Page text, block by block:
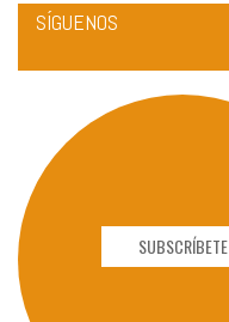
SÍGUENOS
SUBSCRÍBETE